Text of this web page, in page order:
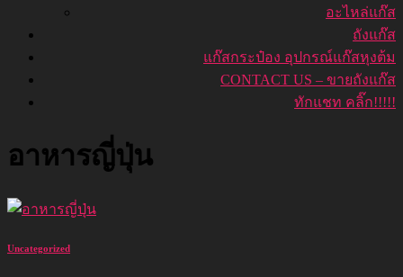
อะไหล่แก๊ส
ถังแก๊ส
แก๊สกระป๋อง อุปกรณ์แก๊สหุงต้ม
CONTACT US – ขายถังแก๊ส
ทักแชท คลิ๊ก!!!!!
อาหารญี่ปุ่น
Uncategorized